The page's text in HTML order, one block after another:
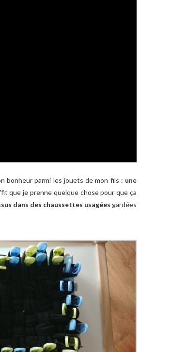
bonheur parmi les jouets de mon fils : une
que je prenne quelque chose pour que ça
dans des chaussettes usagées gardées